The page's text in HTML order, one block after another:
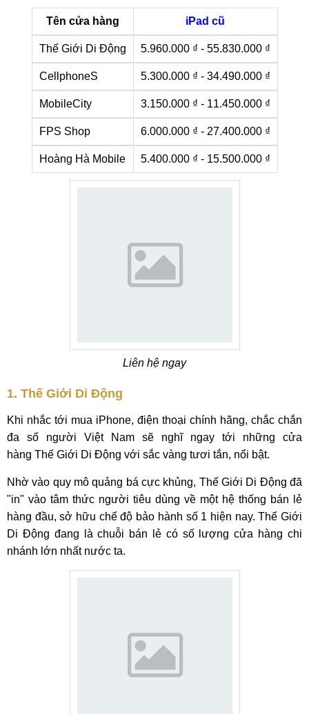
Tên cửa hàng iPad cũ
Thế Giới Di Động 5.960.000 ₫ - 55.830.000 ₫
CellphoneS 5.300.000 ₫ - 34.490.000 ₫
MobileCity 3.150.000 ₫ - 11.450.000 ₫
FPS Shop 6.000.000 ₫ - 27.400.000 ₫
Hoàng Hà Mobile 5.400.000 ₫ - 15.500.000 ₫
Liên hệ ngay
1. Thế Giới Di Động
Khi nhắc tới mua iPhone, điện thoại chính hãng, chắc chắn
đa số người Việt Nam sẽ nghĩ ngay tới những cửa
hàng Thế Giới Di Động với sắc vàng tươi tắn, nổi bật.
Nhờ vào quy mô quảng bá cực khủng, Thế Giới Di Động đã
"in" vào tâm thức người tiêu dùng về một hệ thống bán lẻ
hàng đầu, sở hữu chế độ bảo hành số 1 hiện nay. Thế Giới
Di Động đang là chuỗi bán lẻ có số lượng cửa hàng chi
nhánh lớn nhất nước ta.